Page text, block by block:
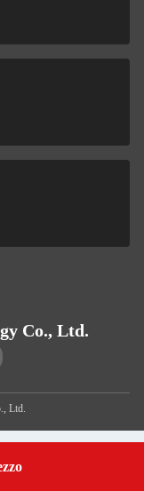
Co., Ltd.
Ltd.
a Quote